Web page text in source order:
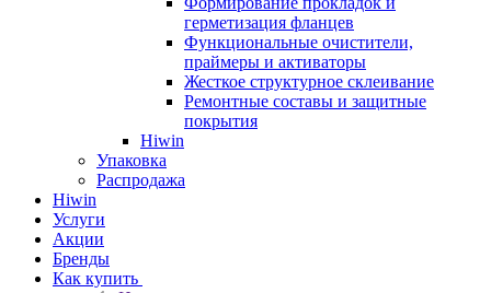
герметизация фланцев
Функциональные очистители,
праймеры и активаторы
Жесткое структурное склеивание
Ремонтные составы и защитные
покрытия
Hiwin
Упаковка
Распродажа
Hiwin
Услуги
Акции
Бренды
Как купить